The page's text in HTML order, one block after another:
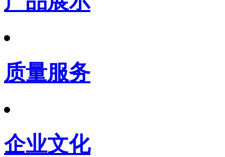
质量服务
企业文化